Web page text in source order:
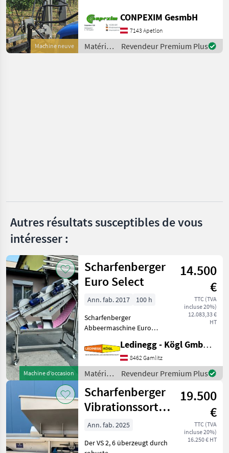
Ero
Binger
Machine neuve
horizontal 2x850 mm,
Bedienung elektrisch Preis:
€ 10.427 Option: Ö
CONPEXIM GesmbH
7143 Apetlon
Matériels
viticoles
Revendeur Premium Plus
Autres résultats susceptibles de vous
intéresser :
Machine d’occasion
Scharfenberger
Euro Select
14.500
€
TTC (TVA
incluse 20%)
12.083,33 €
HT
Ann. fab. 2017
100 h
Scharfenberger
Abbeermaschine Euro
Abbeeren, komplett aus
Edelstahl Beschreibung: Die
Scharfenberger Euro Select
wurde für ein besonders
Ledinegg - Kögl GmbH - Obst- und Weinbautechnik
8462 Gamlitz
Matériels
viticoles
/
Scharfenberger
Revendeur Premium Plus
Scharfenberger
Vibrationssortiertisch
VS 2,6
19.500
€
TTC (TVA
incluse 20%)
16.250 € HT
Ann. fab. 2025
Der VS 2, 6 überzeugt durch